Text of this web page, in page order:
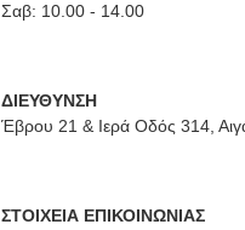
Σαβ: 10.00 - 14.00
ΔΙΕΥΘΥΝΣΗ
Έβρου 21 & Ιερά Οδός 314,
ΣΤΟΙΧΕΙΑ ΕΠΙΚΟΙΝΩΝΙΑΣ